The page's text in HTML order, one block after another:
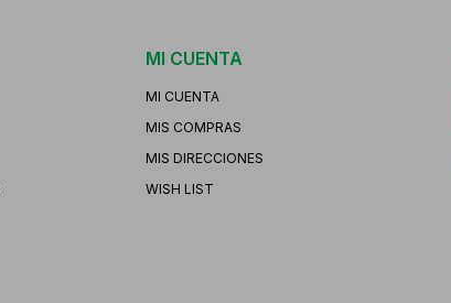
MI CUENTA
MI CUENTA
MIS COMPRAS
MIS DIRECCIONES
WISH LIST